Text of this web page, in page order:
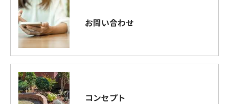
お問い合わせ
コンセプト